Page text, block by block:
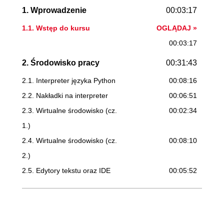
1. Wprowadzenie 00:03:17
1.1. Wstęp do kursu
OGLĄDAJ »
00:03:17
2. Środowisko pracy 00:31:43
2.1. Interpreter języka Python
00:08:16
2.2. Nakładki na interpreter
00:06:51
2.3. Wirtualne środowisko (cz.
1.)
00:02:34
2.4. Wirtualne środowisko (cz.
2.)
00:08:10
2.5. Edytory tekstu oraz IDE 00:05:52
3. Kontenery danych 00:34:27